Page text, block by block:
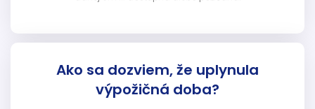
Ako sa dozviem, že uplynula
výpožičná doba?